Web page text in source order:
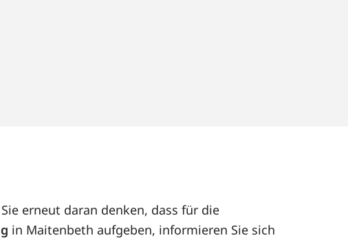
erneut daran denken, dass für die
in Maitenbeth aufgeben, informieren Sie sich